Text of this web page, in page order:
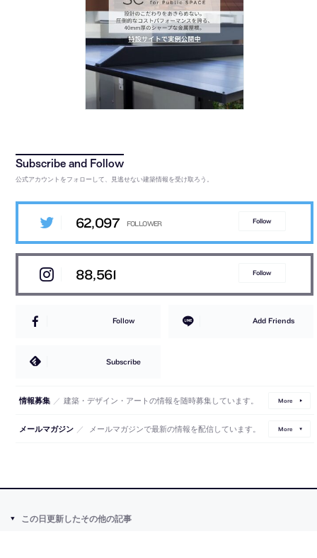
公式アカウントをフォローして、見逃せない建築情報を受け取ろう。
62,097 Follow
88,561 Follow
Follow Add Friends
Subscribe
情報募集 ／ 建築・デザイン・アートの情報を随時募集しています。 More
メールマガジン ／ メールマガジンで最新の情報を配信しています。 More
この日更新したその他の記事